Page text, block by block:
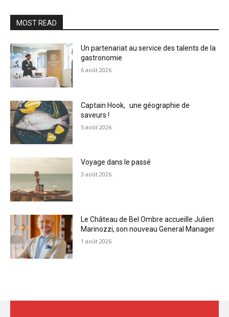
MOST READ
Un partenariat au service des talents de la
gastronomie
6 août 2026
Captain Hook, une géographie de
saveurs !
5 août 2026
Voyage dans le passé
3 août 2026
Le Château de Bel Ombre accueille Julien
Marinozzi, son nouveau General Manager
1 août 2026